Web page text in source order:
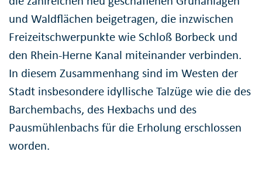
und Waldflächen beigetragen, die inzwischen
Freizeitschwerpunkte wie Schloß Borbeck und
den Rhein-Herne Kanal miteinander verbinden.
In diesem Zusammenhang sind im Westen der
Stadt insbesondere idyllische Talzüge wie die des
Barchembachs, des Hexbachs und des
Pausmühlenbachs für die Erholung erschlossen
worden.